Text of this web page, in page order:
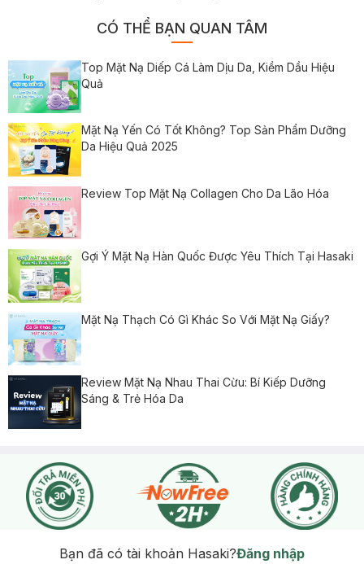
CÓ THỂ BẠN QUAN TÂM
Top Mặt Nạ Diếp Cá Làm Dịu Da, Kiềm Dầu Hiệu
Quả
Mặt Nạ Yến Có Tốt Không? Top Sản Phẩm Dưỡng
Da Hiệu Quả 2025
Review Top Mặt Nạ Collagen Cho Da Lão Hóa
Gợi Ý Mặt Nạ Hàn Quốc Được Yêu Thích Tại Hasaki
Mặt Nạ Thạch Có Gì Khác So Với Mặt Nạ Giấy?
Review Mặt Nạ Nhau Thai Cừu: Bí Kiếp Dưỡng
Sáng & Trẻ Hóa Da
Bạn đã có tài khoản Hasaki?Đăng nhập